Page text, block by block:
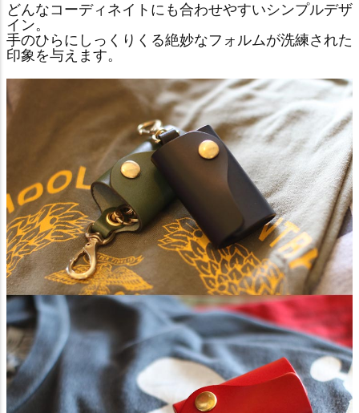
どんなコーディネイトにも合わせやすいシンプルデザ
イン。
手のひらにしっくりくる絶妙なフォルムが洗練された
印象を与えます。